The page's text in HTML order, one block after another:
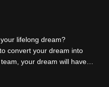
lifelong dream?
convert your dream into
your dream will have…